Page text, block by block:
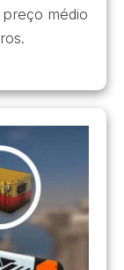
médio